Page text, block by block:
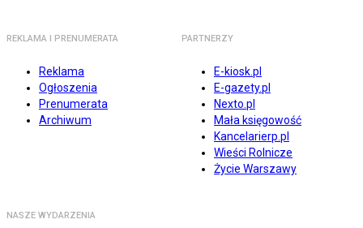
REKLAMA I PRENUMERATA
Reklama
Ogłoszenia
Prenumerata
Archiwum
PARTNERZY
E-kiosk.pl
E-gazety.pl
Nexto.pl
Mała księgowość
Kancelarierp.pl
Wieści Rolnicze
Życie Warszawy
NASZE WYDARZENIA